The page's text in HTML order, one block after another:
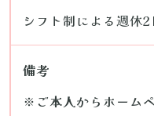
シフト制による週休2
備考
※ご本人からホーム